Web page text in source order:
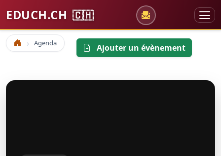
EDUCH.CH 🇨🇭
Accueil Agenda Ajouter un évènement